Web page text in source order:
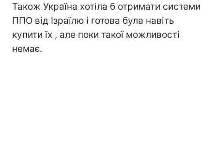
Також Україна хотіла б отримати системи
ППО від Ізраїлю і готова була навіть
купити їх , але поки такої можливості
немає.